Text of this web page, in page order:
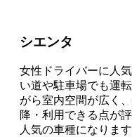
シエンタ
女性ドライバーに人
い道や駐車場でも運
がら室内空間が広く
降・利用できる点が
人気の車種になります